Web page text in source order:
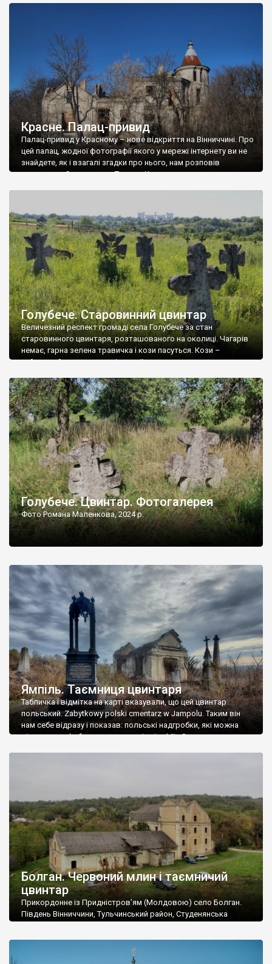
Красне. Палац-привид
Палац-привид у Красному – нове відкриття на Вінниччині. Про
цей палац, жодної фотографії якого у мережі інтернету ви не
знайдете, як і взагалі згадки про нього, нам розповів
мешканець Самгородка. Палац у Красному вразив не лише
Голубече. Старовинний цвинтар
Величезний респект громаді села Голубече за стан
старовинного цвинтаря, розташованого на околиці. Чагарів
немає, гарна зелена травичка і кози пасуться. Кози –
найкращий регулятор шкідливої, для старих кладовищ,
бруньками, кози ті бруньки обгризають, бо то улюблений
делікатес. На цвинтарі у Голубечому ціла колекція
різноманітних форм хрестів. Село відносно невелике, […]
Голубече. Цвинтар. Фотогалерея
Фото Романа Маленкова, 2024 р.
Ямпіль. Таємниця цвинтаря
Табличка і відмітка на карті вказували, що цей цвинтар
польський. Zabytkowy polski cmentarz w Jampolu. Таким він
нам себе відразу і показав: польські надгробки, які можна
віднести до фабричних, польські епітафії… Загалом цвинтар
Болган. Червоний млин і таємничий
цвинтар
Прикордонне із Придністров’ям (Молдовою) село Болган.
Південь Вінниччини, Тульчинський район, Студенянська
старовинний цвинтар із кам’яними хрестами. Всі епітафії, які
збереглися, написані кирилицею, церковнослов’янською